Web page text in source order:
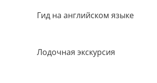
Гид на английском языке
Лодочная экскурсия